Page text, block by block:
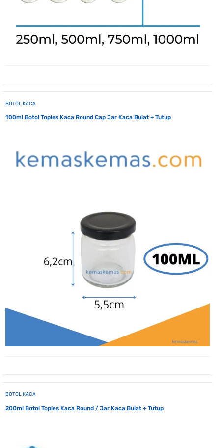
BOTOL KACA
100ml Botol Toples Kaca Round Cap Jar Kaca Bulat + Tutup
BOTOL KACA
200ml Botol Toples Kaca Round / Jar Kaca Bulat + Tutup